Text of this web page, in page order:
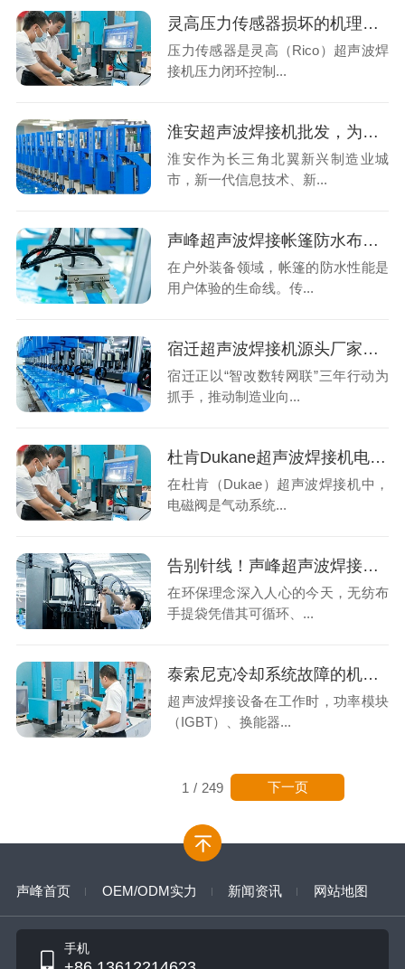
灵高压力传感器损坏的机理分析与专业修复
压力传感器是灵高（Rico）超声波焊
接机压力闭环控制...
淮安超声波焊接机批发，为什么要跳过本地中间商找广东源头工厂？
淮安作为长三角北翼新兴制造业城
市，新一代信息技术、新...
声峰超声波焊接帐篷防水布：告别针孔渗漏，拥抱无缝坚固
在户外装备领域，帐篷的防水性能是
用户体验的生命线。传...
宿迁超声波焊接机源头厂家怎么选？声峰超声波用实力说话
宿迁正以“智改数转网联”三年行动为
抓手，推动制造业向...
杜肯Dukane超声波焊接机电磁阀异常？系统性排查与专业解决方案
在杜肯（Dukae）超声波焊接机中，
电磁阀是气动系统...
告别针线！声峰超声波焊接让无纺布手提袋“无缝”升级
在环保理念深入人心的今天，无纺布
手提袋凭借其可循环、...
泰索尼克冷却系统故障的机理分析与专业修复
超声波焊接设备在工作时，功率模块
（IGBT）、换能器...
1 / 249 下一页
声峰首页 OEM/ODM实力 新闻资讯 网站地图
手机